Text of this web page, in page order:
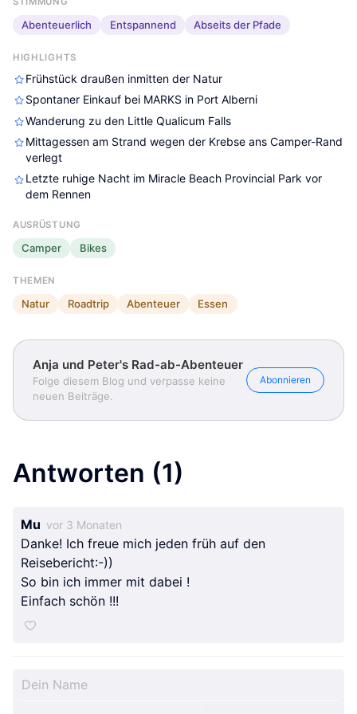
Abenteuerlich Entspannend Abseits der Pfade
HIGHLIGHTS
Frühstück draußen inmitten der Natur
Spontaner Einkauf bei MARKS in Port Alberni
Wanderung zu den Little Qualicum Falls
Mittagessen am Strand wegen der Krebse ans Camper-Rand
verlegt
Letzte ruhige Nacht im Miracle Beach Provincial Park vor
dem Rennen
AUSRÜSTUNG
Camper Bikes
THEMEN
Natur Roadtrip Abenteuer Essen
Anja und Peter's Rad-ab-Abenteuer
Folge diesem Blog und verpasse keine
neuen Beiträge.
Abonnieren
Antworten (1)
Mu vor 3 Monaten
Danke! Ich freue mich jeden früh auf den
Reisebericht:-))
So bin ich immer mit dabei !
Einfach schön !!!